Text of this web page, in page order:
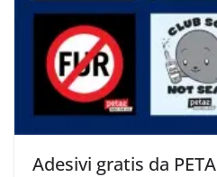
Adesivi gratis da PETA